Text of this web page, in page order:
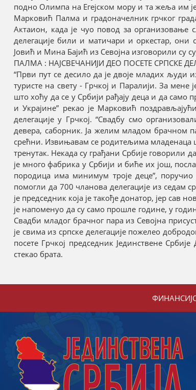
подно Олимпа на Егејском мору и та жеља им
Марковић Палма и градоначелник грчког
Актаион, када је чуо повод за
делегације били и матичари и оркестар,
Јовић и Мина Бајић из Севојна изговорили су
ПАЛМА : НАЈСВЕЧАНИЈИ ДЕО ПОСЕТЕ СРПСКЕ
“Први пут се десило да је двоје младих људи
туристе на свету - Грчкој и Паралији. За
што хоћу да се у Србији рађају деца и да
и Украјине” рекао је Марковић
делегације у Грчкој. “Свадбу смо
девера, саборник. Ја желим младом брачном
срећни. Извињавам се родитељима младенаца
тренутак. Некада су грађани Србије говорили
је много фабрика у Србији и биће их још,
породица има минимум троје деце”, поручио
помогли да 700 чланова делегације из седам
је председник која је такође донатор, јер сав
је напоменуо да су само прошле године, у
Свадби младог брачног пара из Севојна
је свима из српске делегације пожелео
посете Грчкој председник Јединствене
стекао брата.